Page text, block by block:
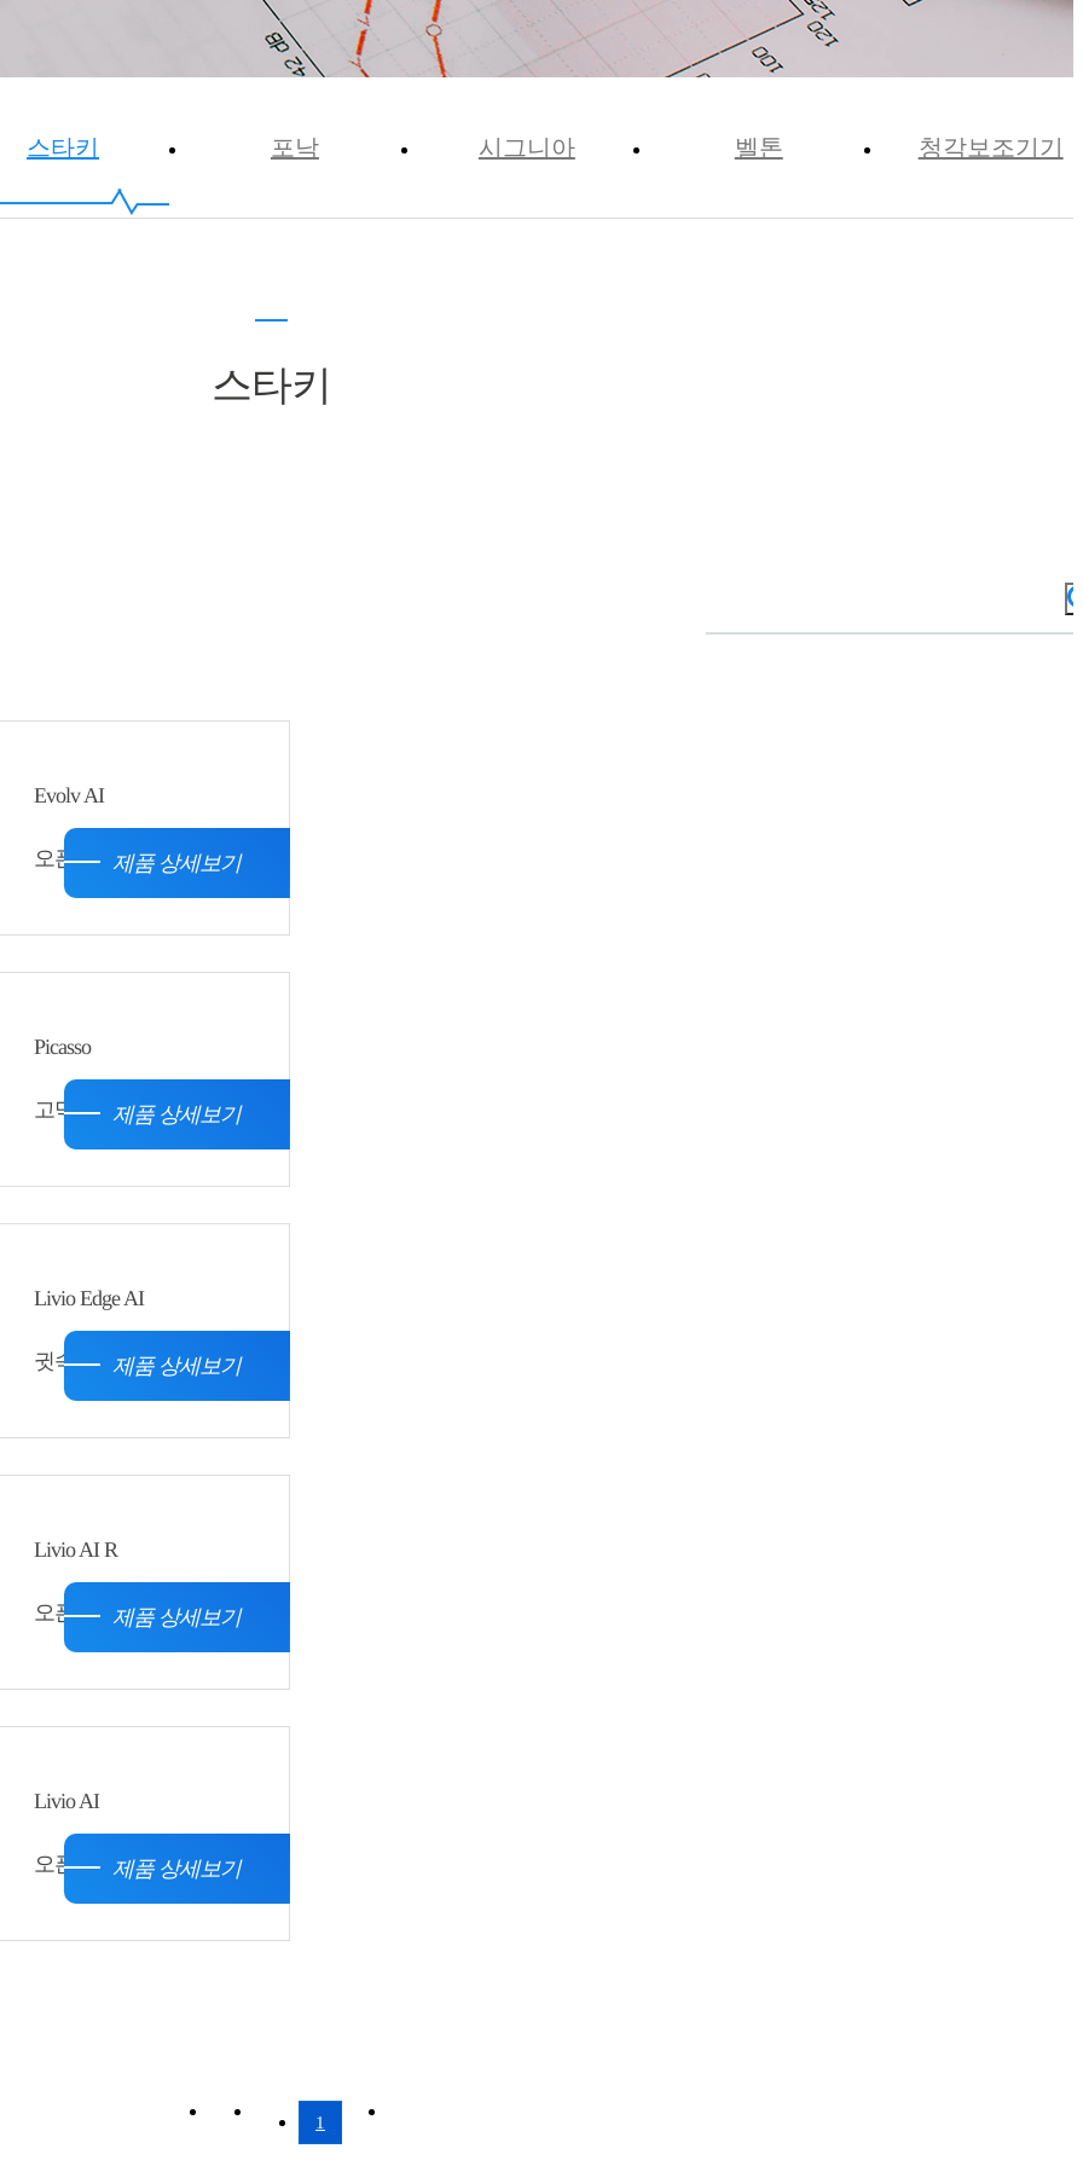
스타키 포낙 시그니아 벨톤 청각보조기기
스타키
Evolv AI
오픈형 제품 상세보기
Picasso
고막형, 귓속형제품 상세보기
Livio Edge AI
귓속형 제품 상세보기
Livio AI R
오픈형 제품 상세보기
Livio AI
오픈형 제품 상세보기
1